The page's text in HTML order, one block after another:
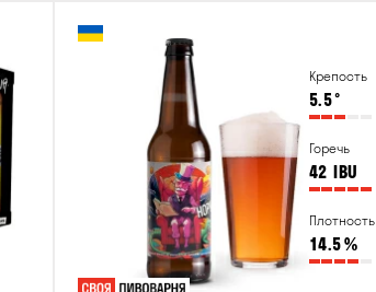
Крепость
5.5°
Горечь
42 IBU
Плотность
14.5%